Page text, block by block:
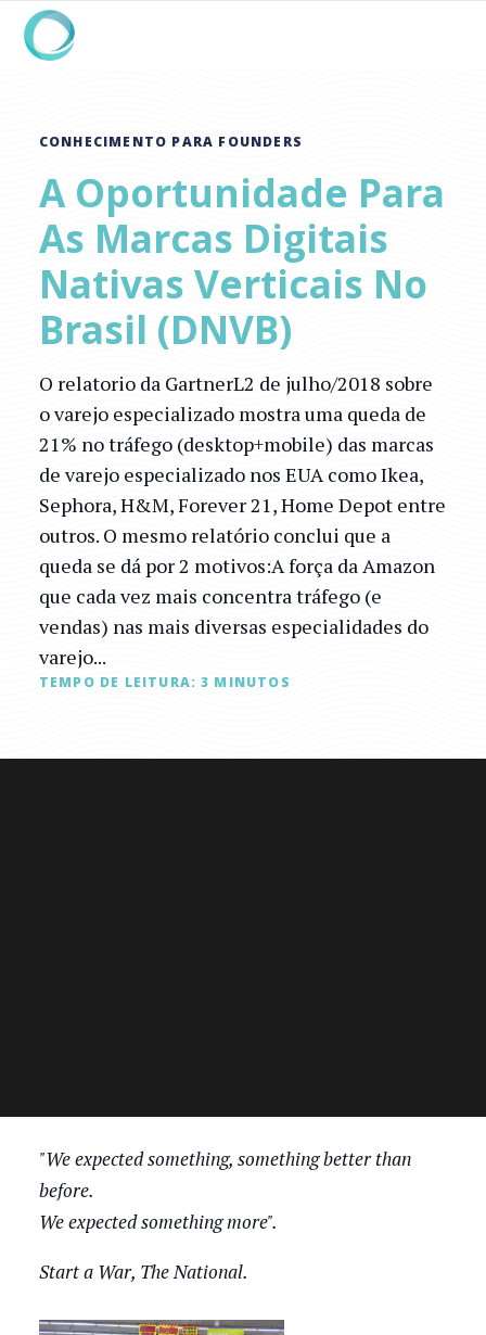
CONHECIMENTO PARA FOUNDERS
A Oportunidade Para
As Marcas Digitais
Nativas Verticais No
Brasil (DNVB)
O relatorio da GartnerL2 de julho/2018 sobre
o varejo especializado mostra uma queda de
21% no tráfego (desktop+mobile) das marcas
de varejo especializado nos EUA como Ikea,
Sephora, H&M, Forever 21, Home Depot entre
outros. O mesmo relatório conclui que a
queda se dá por 2 motivos:A força da Amazon
que cada vez mais concentra tráfego (e
vendas) nas mais diversas especialidades do
varejo...
TEMPO DE LEITURA: 3 MINUTOS
"We expected something, something better than
before.
We expected something more".
Start a War, The National.